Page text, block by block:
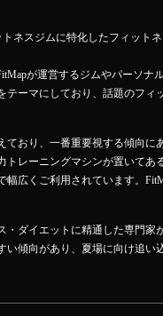
ネスジムに特化したフィット
が運営するジムやパーソ
テーマにしており、話題のフ
ており、一番重要視する傾向
トレーニングマシンが置いて
幅広くご利用されています。
・ダイエットに精通した専門
い傾向があり、夏場に向け追